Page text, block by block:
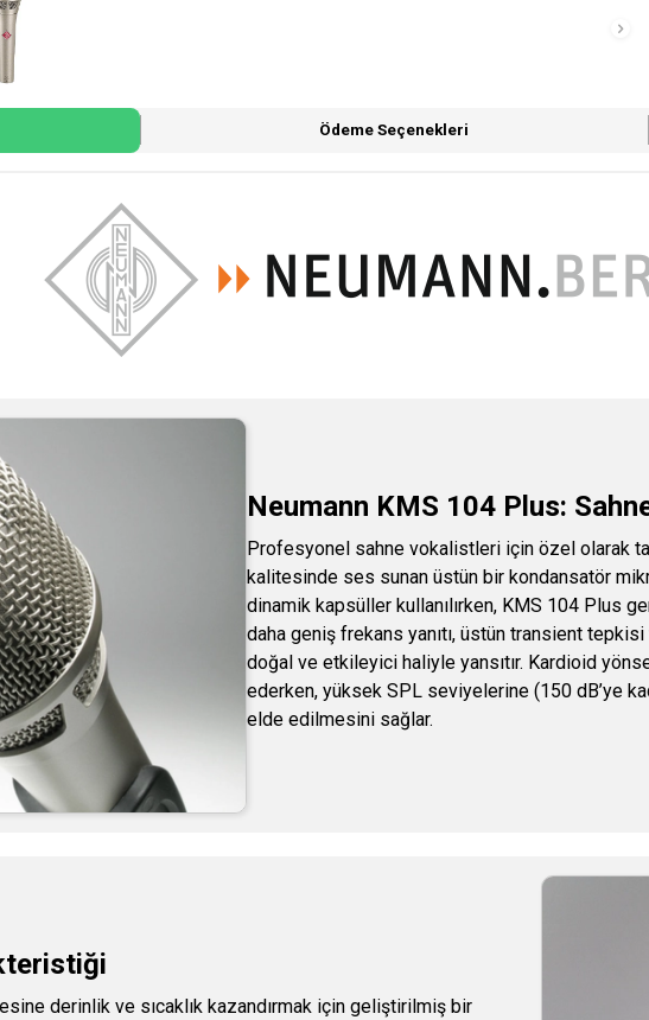
Ödeme Seçenekleri
Neumann KMS 104 Plus:
Profesyonel sahne vokalistleri için özel olarak
kalitesinde ses sunan üstün bir kondansatör
dinamik kapsüller kullanılırken, KMS 104 Plus
daha geniş frekans yanıtı, üstün transient
doğal ve etkileyici haliyle yansıtır. Kardioid
ederken, yüksek SPL seviyelerine (150 dB’ye
elde edilmesini sağlar.
derinlik ve sıcaklık kazandırmak için geliştirilmiş bir